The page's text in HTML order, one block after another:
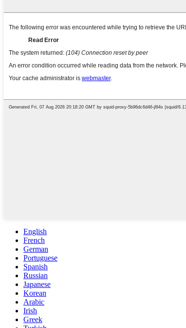
English
French
German
Portuguese
Spanish
Russian
Japanese
Korean
Arabic
Irish
Greek